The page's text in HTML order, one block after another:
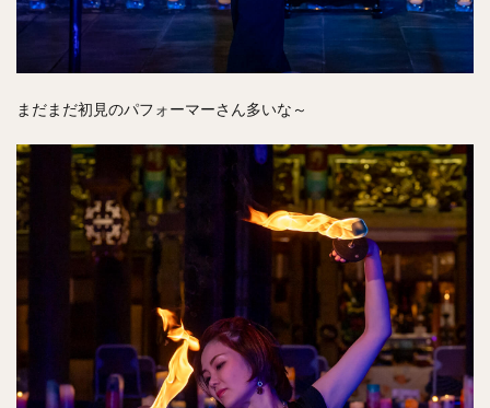
まだまだ初見のパフォーマーさん多いな～